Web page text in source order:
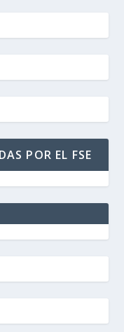
POR EL FSE